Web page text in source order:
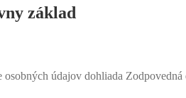
základ
údajov dohliada